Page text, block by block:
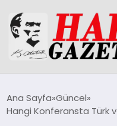
DÜNYA
Ana Sayfa Güncel
Hangi Konferansta Türk